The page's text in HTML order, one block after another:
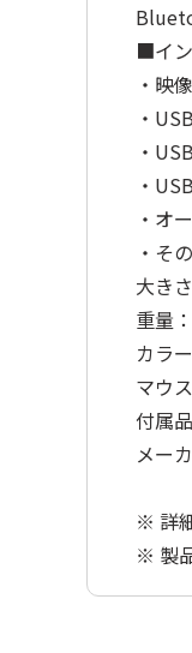
■イ
・映
・
・
・
・オ
・そ
大き
重量
カラ
マウ
付属
メー
※ 詳
※ 製